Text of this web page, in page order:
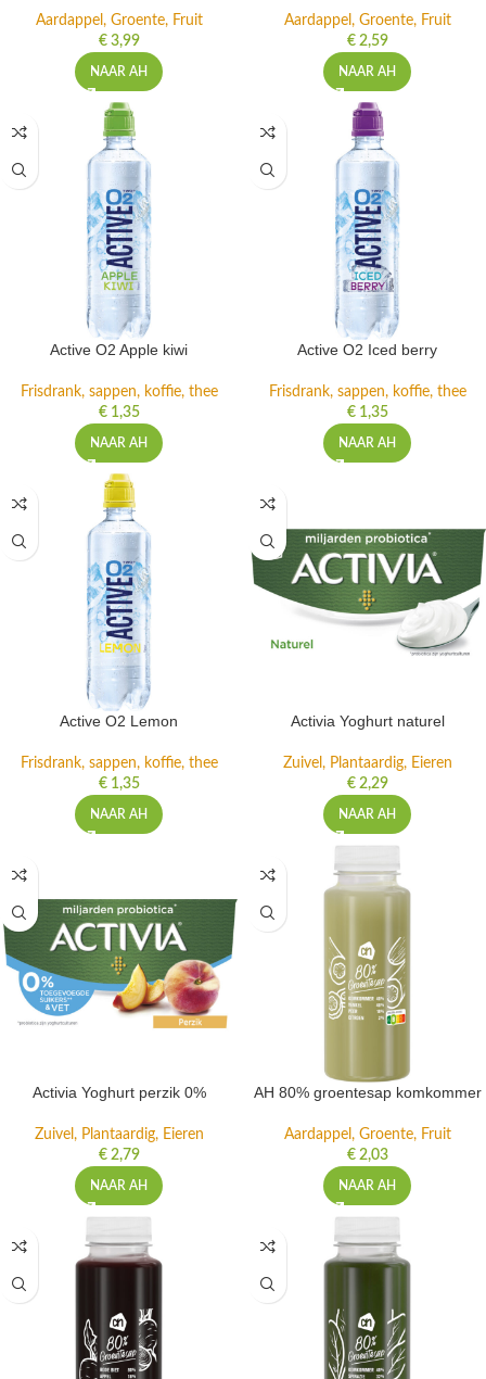
Aardappel, Groente, Fruit
€3,99
NAAR AH
Aardappel, Groente, Fruit
€2,59
NAAR AH
Active O2 Apple kiwi
Frisdrank, sappen, koffie, thee
€1,35
NAAR AH
Active O2 Iced berry
Frisdrank, sappen, koffie, thee
€1,35
NAAR AH
Active O2 Lemon
Frisdrank, sappen, koffie, thee
€1,35
NAAR AH
Activia Yoghurt naturel
Zuivel, Plantaardig, Eieren
€2,29
NAAR AH
Activia Yoghurt perzik 0%
Zuivel, Plantaardig, Eieren
€2,79
NAAR AH
AH 80% groentesap komkommer
Aardappel, Groente, Fruit
€2,03
NAAR AH